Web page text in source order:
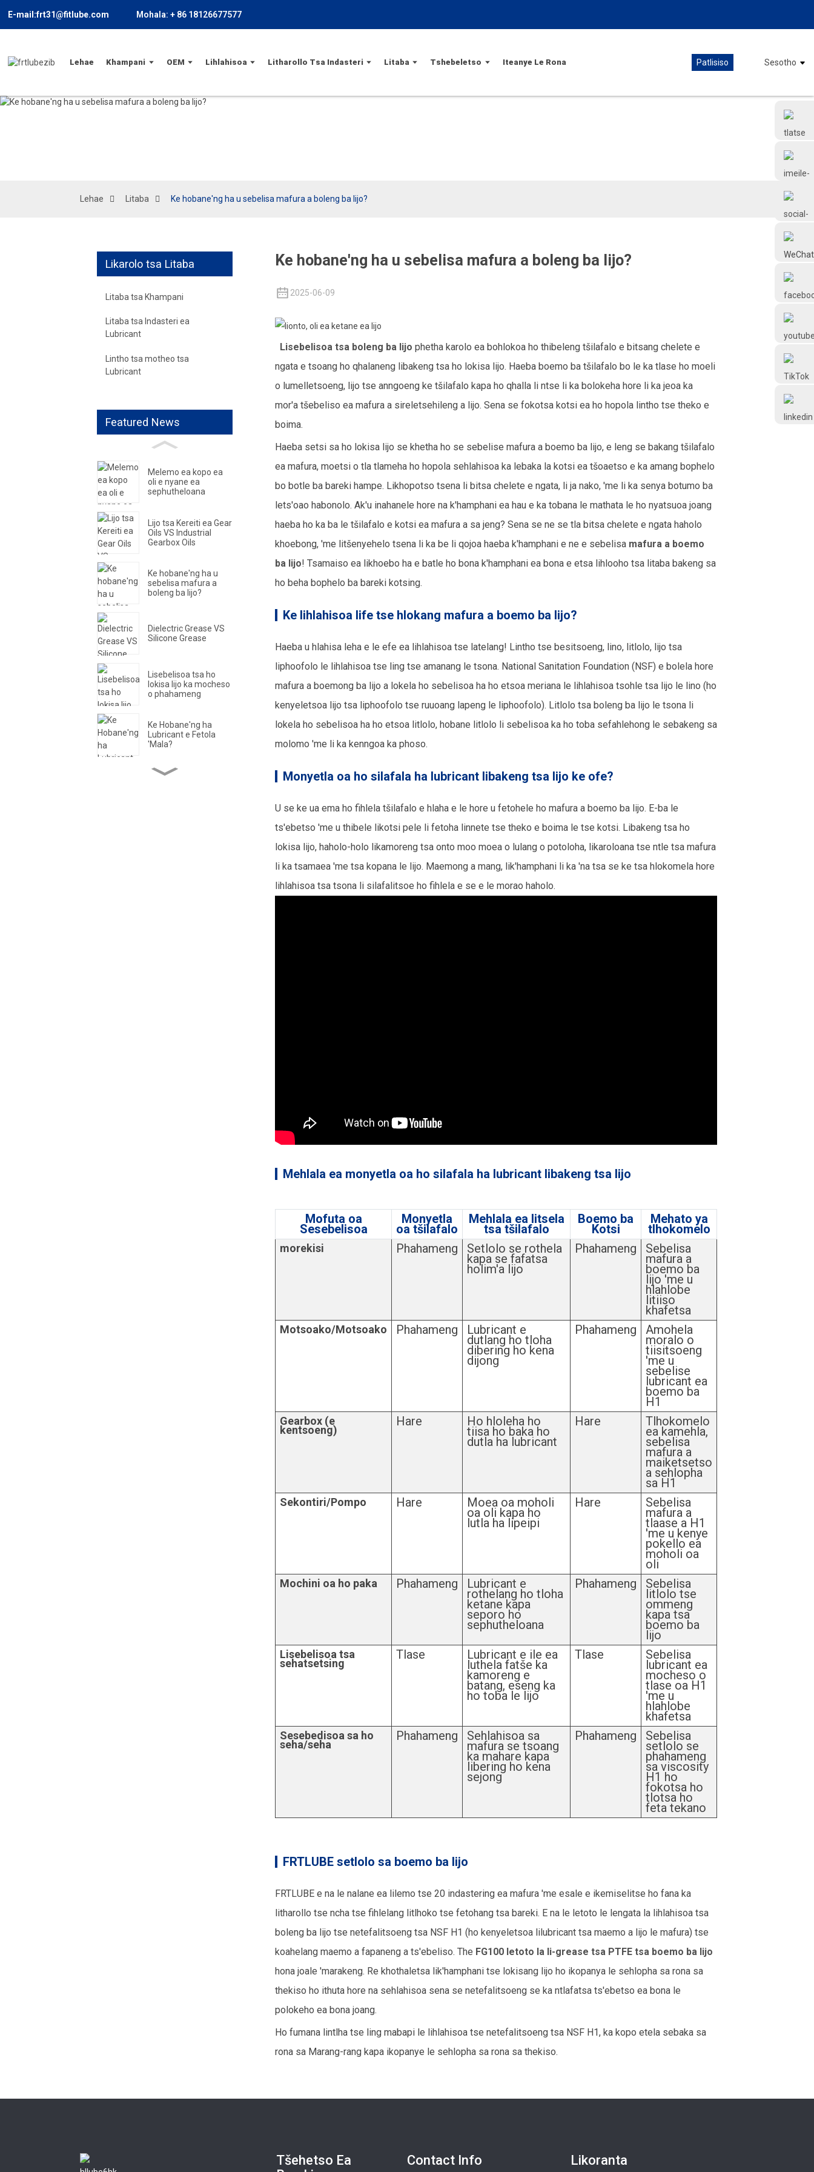
E-mail:frt31@fitlube.com Mohala: + 86 18126677577
Lehae Khampani OEM Lihlahisoa Litharollo Tsa Indasteri Litaba Tshebeletso Iteanye Le Rona Patlisiso Sesotho
Lehae Litaba Ke hobane'ng ha u sebelisa mafura a boleng ba lijo?
Likarolo tsa Litaba
Litaba tsa Khampani
Litaba tsa Indasteri ea
Lubricant
Lintho tsa motheo tsa
Lubricant
Featured News
Melemo ea kopo ea
oli e nyane ea
sephutheloana
Lijo tsa Kereiti ea Gear
Oils VS Industrial
Gearbox Oils
Ke hobane'ng ha u
sebelisa mafura a
boleng ba lijo?
Dielectric Grease VS
Silicone Grease
Lisebelisoa tsa ho
lokisa lijo ka mocheso
o phahameng
Ke Hobane'ng ha
Lubricant e Fetola
'Mala?
Lioli tsa
Ke hobane'ng ha u sebelisa mafura a boleng ba lijo?
2025-06-09
Lisebelisoa tsa boleng ba lijo phetha karolo ea bohlokoa ho thibeleng tšilafalo e bitsang chelete e
ngata e tsoang ho qhalaneng libakeng tsa ho lokisa lijo. Haeba boemo ba tšilafalo bo le ka tlase ho moeli
o lumelletsoeng, lijo tse anngoeng ke tšilafalo kapa ho qhalla li ntse li ka bolokeha hore li ka jeoa ka
mor'a tšebeliso ea mafura a sireletsehileng a lijo. Sena se fokotsa kotsi ea ho hopola lintho tse theko e
boima.
Haeba setsi sa ho lokisa lijo se khetha ho se sebelise mafura a boemo ba lijo, e leng se bakang tšilafalo
ea mafura, moetsi o tla tlameha ho hopola sehlahisoa ka lebaka la kotsi ea tšoaetso e ka amang bophelo
bo botle ba bareki hampe. Likhopotso tsena li bitsa chelete e ngata, li ja nako, 'me li ka senya botumo ba
lets'oao habonolo. Ak'u inahanele hore na k'hamphani ea hau e ka tobana le mathata le ho nyatsuoa joang
haeba ho ka ba le tšilafalo e kotsi ea mafura a sa jeng? Sena se ne se tla bitsa chelete e ngata haholo
khoebong, 'me litšenyehelo tsena li ka be li qojoa haeba k'hamphani e ne e sebelisa mafura a boemo
ba lijo! Tsamaiso ea likhoebo ha e batle ho bona k'hamphani ea bona e etsa lihlooho tsa litaba bakeng sa
ho beha bophelo ba bareki kotsing.
Ke lihlahisoa life tse hlokang mafura a boemo ba lijo?
Haeba u hlahisa leha e le efe ea lihlahisoa tse latelang! Lintho tse besitsoeng, lino, litlolo, lijo tsa
liphoofolo le lihlahisoa tse ling tse amanang le tsona. National Sanitation Foundation (NSF) e bolela hore
mafura a boemong ba lijo a lokela ho sebelisoa ha ho etsoa meriana le lihlahisoa tsohle tsa lijo le lino (ho
kenyeletsoa lijo tsa liphoofolo tse ruuoang lapeng le liphoofolo). Litlolo tsa boleng ba lijo le tsona li
lokela ho sebelisoa ha ho etsoa litlolo, hobane litlolo li sebelisoa ka ho toba sefahlehong le sebakeng sa
molomo 'me li ka kenngoa ka phoso.
Monyetla oa ho silafala ha lubricant libakeng tsa lijo ke ofe?
U se ke ua ema ho fihlela tšilafalo e hlaha e le hore u fetohele ho mafura a boemo ba lijo. E-ba le
ts'ebetso 'me u thibele likotsi pele li fetoha linnete tse theko e boima le tse kotsi. Libakeng tsa ho
lokisa lijo, haholo-holo likamoreng tsa onto moo moea o lulang o potoloha, likaroloana tse ntle tsa mafura
li ka tsamaea 'me tsa kopana le lijo. Maemong a mang, lik'hamphani li ka 'na tsa se ke tsa hlokomela hore
lihlahisoa tsa tsona li silafalitsoe ho fihlela e se e le morao haholo.
Mehlala ea monyetla oa ho silafala ha lubricant libakeng tsa lijo
Mofuta oa
Sesebelisoa
Monyetla
oa tšilafalo
Mehlala ea litsela
tsa tšilafalo
Boemo ba
Kotsi
Mehato ya
tlhokomelo
morekisi Phahameng Setlolo se rothela
kapa se fafatsa
holim'a lijo
Phahameng Sebelisa
mafura a
boemo ba
lijo 'me u
hlahlobe
litiiso
khafetsa
Motsoako/Motsoako Phahameng Lubricant e
dutlang ho tloha
dibering ho kena
dijong
Phahameng Amohela
moralo o
tiisitsoeng
'me u
sebelise
lubricant ea
boemo ba
H1
Gearbox (e
kentsoeng)
Hare Ho hloleha ho
tiisa ho baka ho
dutla ha lubricant
Hare Tlhokomelo
ea kamehla,
sebelisa
mafura a
maiketsetso
a sehlopha
sa H1
Sekontiri/Pompo Hare Moea oa moholi
oa oli kapa ho
lutla ha lipeipi
Hare Sebelisa
mafura a
tlaase a H1
'me u kenye
pokello ea
moholi oa
oli
Mochini oa ho paka Phahameng Lubricant e
rothelang ho tloha
ketane kapa
seporo ho
sephutheloana
Phahameng Sebelisa
litlolo tse
ommeng
kapa tsa
boemo ba
lijo
Lisebelisoa tsa
sehatsetsing
Tlase Lubricant e ile ea
luthela fatše ka
kamoreng e
batang, eseng ka
ho toba le lijo
Tlase Sebelisa
lubricant ea
mocheso o
tlase oa H1
'me u
hlahlobe
khafetsa
Sesebedisoa sa ho
seha/seha
Phahameng Sehlahisoa sa
mafura se tsoang
ka mahare kapa
libering ho kena
sejong
Phahameng Sebelisa
setlolo se
phahameng
sa viscosity
H1 ho
fokotsa ho
tlotsa ho
feta tekano
FRTLUBE setlolo sa boemo ba lijo
FRTLUBE e na le nalane ea lilemo tse 20 indastering ea mafura 'me esale e ikemiselitse ho fana ka
litharollo tse ncha tse fihlelang litlhoko tse fetohang tsa bareki. E na le letoto le lengata la lihlahisoa tsa
boleng ba lijo tse netefalitsoeng tsa NSF H1 (ho kenyeletsoa lilubricant tsa maemo a lijo le mafura) tse
koahelang maemo a fapaneng a ts'ebeliso. The FG100 letoto la li-grease tsa PTFE tsa boemo ba lijo
hona joale 'marakeng. Re khothaletsa lik'hamphani tse lokisang lijo ho ikopanya le sehlopha sa rona sa
thekiso ho ithuta hore na sehlahisoa sena se netefalitsoeng se ka ntlafatsa ts'ebetso ea bona le
polokeho ea bona joang.
Ho fumana lintlha tse ling mabapi le lihlahisoa tse netefalitsoeng tsa NSF H1, ka kopo etela sebaka sa
rona sa Marang-rang kapa ikopanye le sehlopha sa rona sa thekiso.
Tšehetso Ea
Contact Info Likoranta